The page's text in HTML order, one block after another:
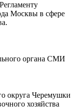
Москвы в сфере
органа СМИ
округа Черемушки
хозяйства